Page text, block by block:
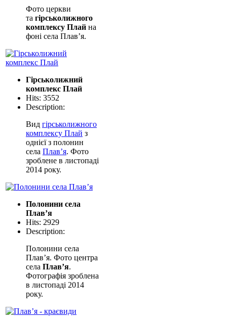
Фото церкви
та гірськолижного
комплексу Плай на
фоні села Плав’я.
Гірськолижний
комплекс Плай
Hits: 3552
Description:
Вид гірськолижного
комплексу Плай з
однієї з полонин
села Плав’я. Фото
зроблене в листопаді
2014 року.
Полонини села
Плав’я
Hits: 2929
Description:
Полонини села
Плав’я. Фото центра
села Плав’я.
Фотографія зроблена
в листопаді 2014
року.